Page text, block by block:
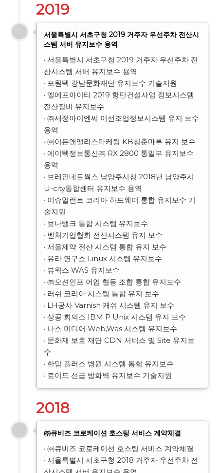
2019
서울특별시 서초구청 2019 거주자 우선주차 전산시
스템 서버 유지보수 용역
· 서울특별시 서초구청 2019 거주자 우선주차 전
산시스템 서버 유지보수 용역
· 포원텍 강남문화재단 유지보수 기술지원
· 엘에프아이티 2019 항만건설사업 정보시스템
전산장비 유지보수
· ㈜세정아이엔씨 어선조업정보시스템 유지 보수
용역
· ㈜이든앤앨리스마케팅 KB청춘마루 유지 보수
· 에이텍정보통신㈜ RX 2800 통일부 유지보수
용역
· 브레인네트웍스 남양주시청 2018년 남양주시
U-city통합센터 유지보수 용역
· 어슈얼런트 코리아 하드웨어 통합 유지보수 기
술지원
· 보나뱅크 통합 시스템 유지보수
· 벤처기업협회 전산시스템 유지 보수
· 서울제약 전산 시스템 통합 유지 보수
· 유라 연구소 Linux 시스템 유지보수
· 뷰웍스 WAS 유지보수
· ㈜오션인포 어업 협동 조합 통합 유지보수
· 러쉬 코리아 시스템 통합 유지 보수
· LH공사 Varnish 캐쉬 시스템 유지 보수
· 상공 회의소 IBM P Unix 시스템 유지 보수
· 나스 미디어 Web,Was 시스템 유지보수
· 문화재 보호 재단 CDN 서비스 및 Site 유지보
수
· 한맘 플러스 병원 시스템 통합 유지보수
· 로이드 선급 방화벽 유지보수 기술지원
2018
㈜큐비즈 코로케이션 호스팅 서비스 계약체결
· ㈜큐비즈 코로케이션 호스팅 서비스 계약체결
· 서울특별시 서초구청 2018 거주자 우선주차 전